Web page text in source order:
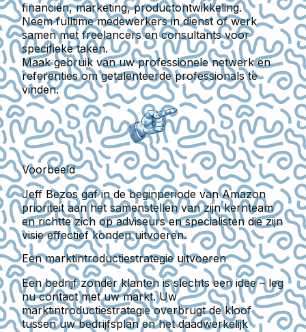
financiën, marketing, productontwikkeling.
Neem fulltime medewerkers in dienst of werk
samen met freelancers en consultants voor
specifieke taken.
Maak gebruik van uw professionele netwerk en
referenties om getalenteerde professionals te
vinden.
Voorbeeld
Jeff Bezos gaf in de beginperiode van Amazon
prioriteit aan het samenstellen van zijn kernteam
en richtte zich op adviseurs en specialisten die zijn
visie effectief konden uitvoeren.
Een marktintroductiestrategie uitvoeren
Een bedrijf zonder klanten is slechts een idee – leg
nu contact met uw markt. Uw
marktintroductiestrategie overbrugt de kloof
tussen uw bedrijfsplan en het daadwerkelijk